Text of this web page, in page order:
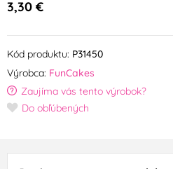
3,30 €
Kód produktu: P31450
Výrobca: FunCakes
Zaujíma vás tento výrobok?
Do obľúbených